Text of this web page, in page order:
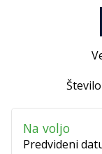
2 min. branja
Postani
ambasador/ka
naše
Na voljo
Predvideni